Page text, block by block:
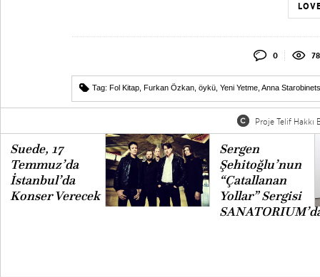
0
Tag: Fol Kitap Furkan Özkan öykü Yeni Yetme Anna Starobinets
Proje Telif Hakkı
Suede, 17
Temmuz’da
İstanbul’da
Konser Verecek
Sergen
Şehitoğlu’nun
“Çatallanan
Yollar” Sergisi